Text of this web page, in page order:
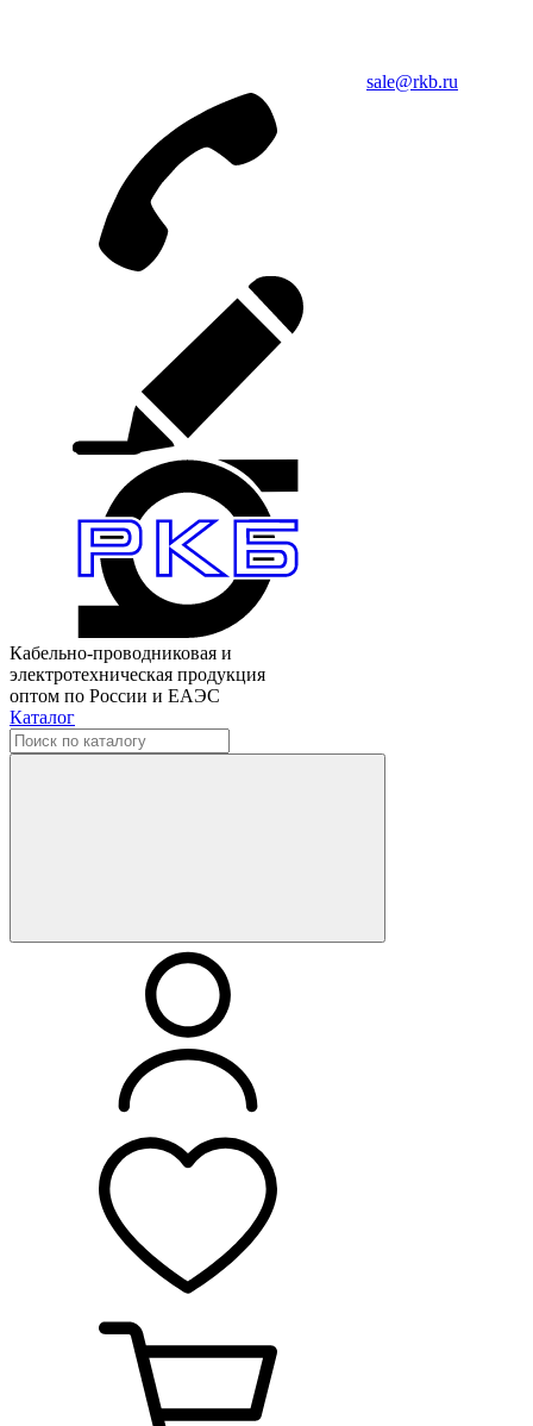
sale@rkb.ru
Кабельно-проводниковая и
электротехническая продукция
оптом по России и ЕАЭС
Каталог